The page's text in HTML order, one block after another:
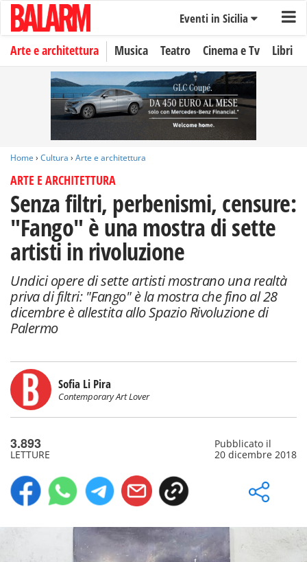
Eventi in Sicilia
Arte e architettura Musica Teatro Cinema e Tv Libri
Home › Cultura › Arte e architettura
ARTE E ARCHITETTURA
Senza filtri, perbenismi, censure:
"Fango" è una mostra di sette
artisti in rivoluzione
Undici opere di sette artisti mostrano una realtà
priva di filtri: "Fango" è la mostra che fino al 28
dicembre è allestita allo Spazio Rivoluzione di
Palermo
Sofia Li Pira
Contemporary Art Lover
3.893
LETTURE
Pubblicato il
20 dicembre 2018